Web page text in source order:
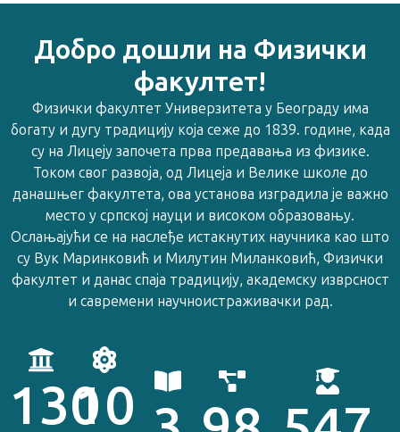
Добро дошли на Физички
факултет!
Физички факултет Универзитета у Београду има
богату и дугу традицију која сеже до 1839. године, када
су на Лицеју започета прва предавања из физике.
Током свог развоја, од Лицеја и Велике школе до
данашњег факултета, ова установа изградила је важно
место у српској науци и високом образовању.
Ослањајући се на наслеђе истакнутих научника као што
су Вук Маринковић и Милутин Миланковић, Физички
факултет и данас спаја традицију, академску изврсност
и савремени научноистраживачки рад.
13010